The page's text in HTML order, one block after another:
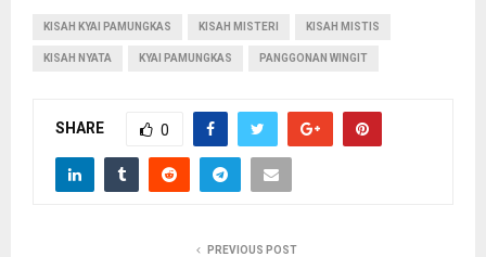
KISAH KYAI PAMUNGKAS KISAH MISTERI KISAH MISTIS
KISAH NYATA KYAI PAMUNGKAS PANGGONAN WINGIT
SHARE 0
PREVIOUS POST